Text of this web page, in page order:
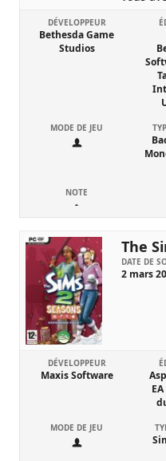
DÉVELOPPEUR
Bethesda Game
Studios
MODE DE JEU
NOTE
-
The
DATE DE
2 mars
DÉVELOPPEUR
Maxis Software
MODE DE JEU